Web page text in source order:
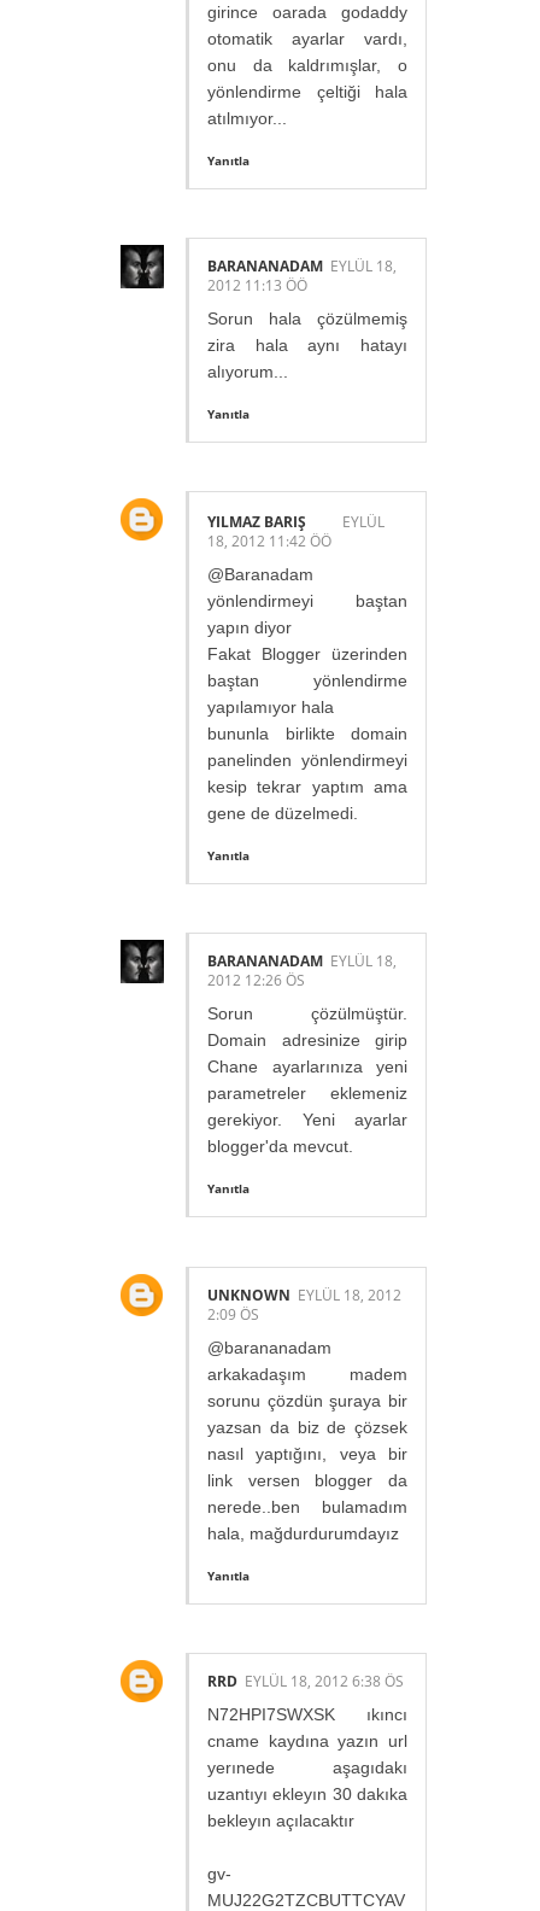
girince oarada godaddy
otomatik ayarlar vardı,
onu da kaldrımışlar, o
yönlendirme çeltiği hala
atılmıyor...
Yanıtla
BARANANADAM EYLÜL 18,
2012 11:13 ÖÖ
Sorun hala çözülmemiş
zira hala aynı hatayı
alıyorum...
Yanıtla
YILMAZ BARIŞ
EYLÜL
18, 2012 11:42 ÖÖ
@Baranadam
yönlendirmeyi baştan
yapın diyor
Fakat Blogger üzerinden
baştan yönlendirme
yapılamıyor hala
bununla birlikte domain
panelinden yönlendirmeyi
kesip tekrar yaptım ama
gene de düzelmedi.
Yanıtla
BARANANADAM EYLÜL 18,
2012 12:26 ÖS
Sorun çözülmüştür.
Domain adresinize girip
Chane ayarlarınıza yeni
parametreler eklemeniz
gerekiyor. Yeni ayarlar
blogger'da mevcut.
Yanıtla
UNKNOWN EYLÜL 18, 2012
2:09 ÖS
@barananadam
arkakadaşım madem
sorunu çözdün şuraya bir
yazsan da biz de çözsek
nasıl yaptığını, veya bir
link versen blogger da
nerede..ben bulamadım
hala, mağdurdurumdayız
Yanıtla
RRD EYLÜL 18, 2012 6:38 ÖS
N72HPI7SWXSK ıkıncı
cname kaydına yazın url
yerınede aşagıdakı
uzantıyı ekleyın 30 dakıka
bekleyın açılacaktır
gv-
MUJ22G2TZCBUTTCYAV